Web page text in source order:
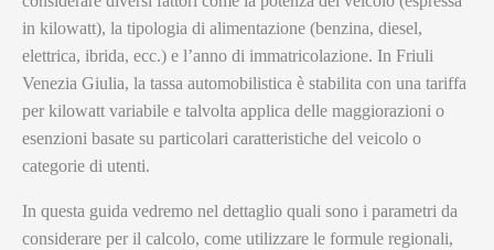
in kilowatt), la tipologia di alimentazione (benzina, diesel,
elettrica, ibrida, ecc.) e l’anno di immatricolazione. In Friuli
Venezia Giulia, la tassa automobilistica è stabilita con una tariffa
per kilowatt variabile e talvolta applica delle maggiorazioni o
esenzioni basate su particolari caratteristiche del veicolo o
categorie di utenti.
In questa guida vedremo nel dettaglio quali sono i parametri da
considerare per il calcolo, come utilizzare le formule regionali,